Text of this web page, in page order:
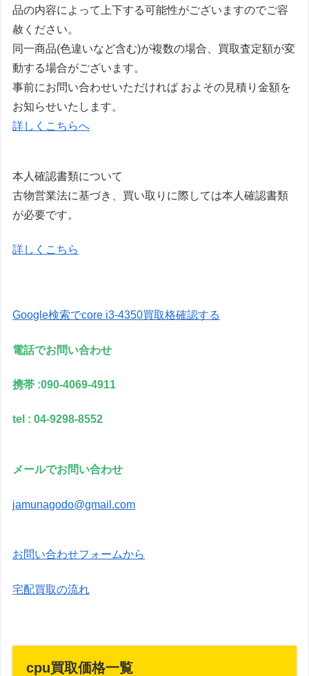
品の内容によって上下する可能性がございますのでご容
赦ください。
同一商品(色違いなど含む)が複数の場合、買取査定額が変
動する場合がございます。
事前にお問い合わせいただければ およその見積り金額を
お知らせいたします。
詳しくこちらへ
本人確認書類について
古物営業法に基づき、買い取りに際しては本人確認書類
が必要です。
詳しくこちら
Google検索でcore i3-4350買取格確認する
電話でお問い合わせ
携帯 :090-4069-4911
tel : 04-9298-8552
メールでお問い合わせ
jamunagodo@gmail.com
お問い合わせフォームから
宅配買取の流れ
cpu買取価格一覧